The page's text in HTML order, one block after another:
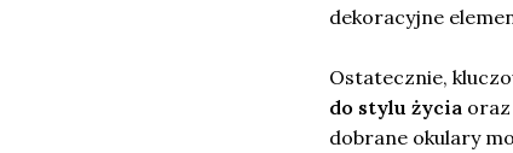
dekoracyjne
Ostatecznie,
do stylu życia
dobrane okulary